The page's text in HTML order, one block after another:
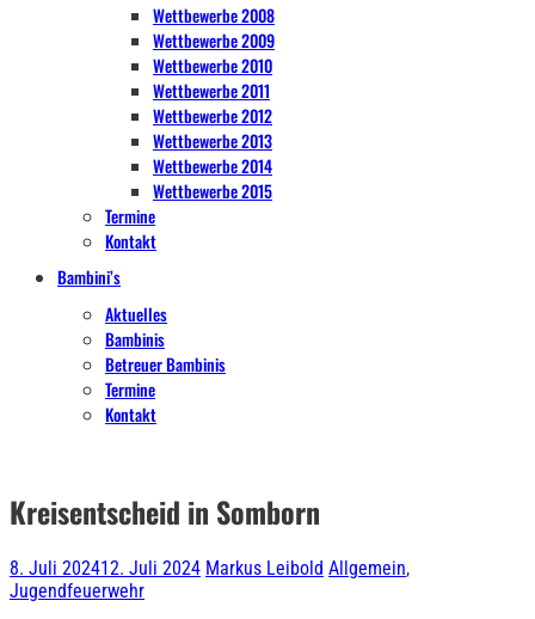
Wettbewerbe 2008
Wettbewerbe 2009
Wettbewerbe 2010
Wettbewerbe 2011
Wettbewerbe 2012
Wettbewerbe 2013
Wettbewerbe 2014
Wettbewerbe 2015
Termine
Kontakt
Bambini’s
Aktuelles
Bambinis
Betreuer Bambinis
Termine
Kontakt
Kreisentscheid in Somborn
8. Juli 202412. Juli 2024 Markus Leibold Allgemein,
Jugendfeuerwehr